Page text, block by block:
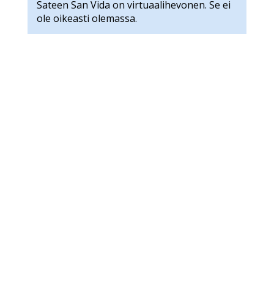
Sateen San Vida on virtuaalihevonen. Se ei
ole oikeasti olemassa.